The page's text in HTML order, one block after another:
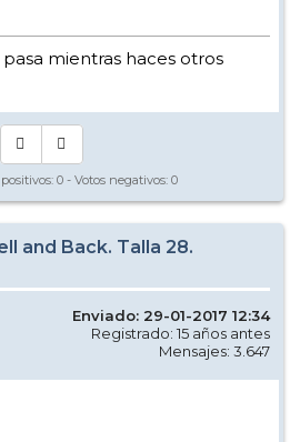
mientras haces otros
0 - Votos negativos: 0
and Back. Talla 28.
Enviado: 29-01-2017 12:34
Registrado: 15 años antes
Mensajes: 3.647